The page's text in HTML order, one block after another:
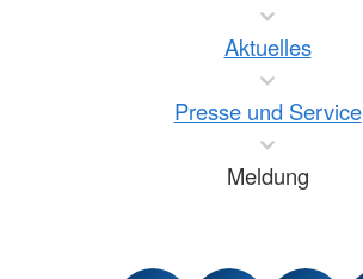
Aktuelles
Presse und Service
Meldung